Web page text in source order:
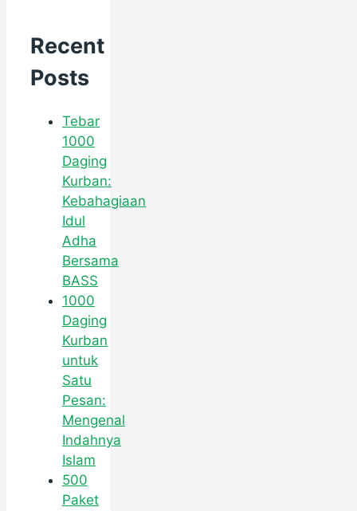
Recent
Posts
Tebar
1000
Daging
Kurban:
Kebahagiaan
Idul
Adha
Bersama
BASS
1000
Daging
Kurban
untuk
Satu
Pesan:
Mengenal
Indahnya
Islam
500
Paket